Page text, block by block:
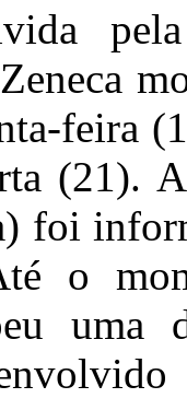
feira
(21).
foi
o
uma